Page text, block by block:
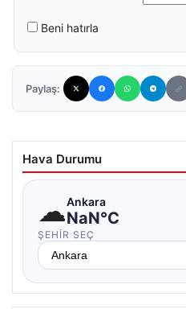
Beni hatırla
Paylaş:
Hava Durumu
☁Ankara
NaN°C
ŞEHIR SEÇ